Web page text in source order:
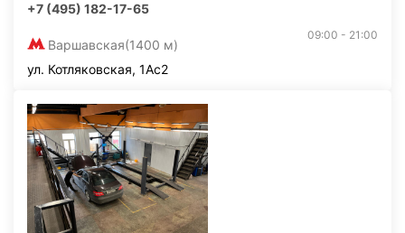
+7 (495) 182-17-65
Варшавская(1400 м)
09:00 - 21:00
ул. Котляковская, 1Ас2